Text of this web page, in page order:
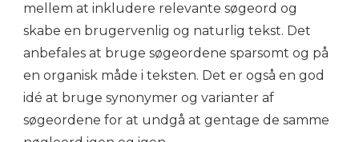
mellem at inkludere relevante søgeord og
skabe en brugervenlig og naturlig tekst. Det
anbefales at bruge søgeordene sparsomt og på
en organisk måde i teksten. Det er også en god
idé at bruge synonymer og varianter af
søgeordene for at undgå at gentage de samme